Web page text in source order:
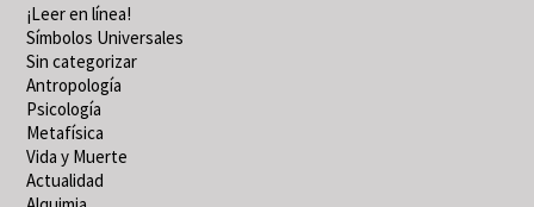
¡Leer en línea!
Símbolos Universales
Sin categorizar
Antropología
Psicología
Metafísica
Vida y Muerte
Actualidad